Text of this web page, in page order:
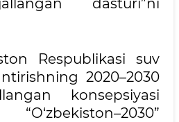
dasturi”ni
Respublikasi suv
2020–2030
konsepsiyasi